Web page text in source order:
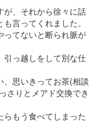
が、それから徐々に話
言ってくれました。
ってないと断られ脈が
引っ越しをして別な仕
思いきってお茶(相談
さりとメアド交換でき
もう食べてしまった